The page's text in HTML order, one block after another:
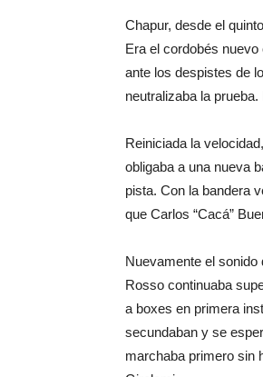
Chapur, desde el
Era el cordobés
ante los despistes de
neutralizaba la
Reiniciada la
obligaba a una nueva
pista. Con la bandera
que Carlos “Cacá”
Nuevamente el sonido
Rosso continuaba
a boxes en primera
secundaban y se
marchaba primero sin